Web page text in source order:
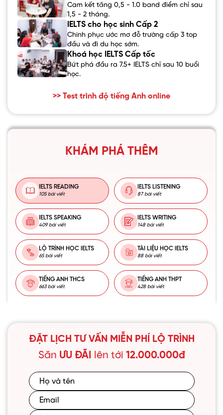
Cam kết tăng 0,5 - 1.0 band điểm chỉ sau
1,5 - 2 tháng.
IELTS cho học sinh Cấp 2
Chinh phục ước mơ đỗ trường cấp 3 top
đầu và đi du học sớm.
Khoá học IELTS Cấp tốc
Bứt phá đầu ra 7.5+ IELTS chỉ sau 10 buổi
học.
>> Test trình độ tiếng Anh online
KHÁM PHÁ THÊM
IELTS READING
105 bài viết
IELTS LISTENING
87 bài viết
IELTS SPEAKING
409 bài viết
IELTS WRITING
148 bài viết
LỘ TRÌNH HỌC IELTS
65 bài viết
TÀI LIỆU HỌC IELTS
88 bài viết
TIẾNG ANH THCS
663 bài viết
TIẾNG ANH THPT
428 bài viết
ĐẶT LỊCH TƯ VẤN MIỄN PHÍ LỘ TRÌNH
Săn ƯU ĐÃI lên tới 12.000.000đ